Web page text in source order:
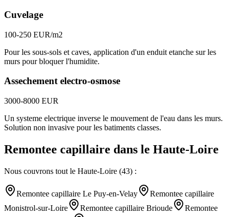
Cuvelage
100-250 EUR/m2
Pour les sous-sols et caves, application d'un enduit etanche sur les
murs pour bloquer l'humidite.
Assechement electro-osmose
3000-8000 EUR
Un systeme electrique inverse le mouvement de l'eau dans les murs.
Solution non invasive pour les batiments classes.
Remontee capillaire dans le Haute-Loire
Nous couvrons tout le Haute-Loire (43) :
Remontee capillaire Le Puy-en-Velay
Remontee capillaire
Monistrol-sur-Loire
Remontee capillaire Brioude
Remontee